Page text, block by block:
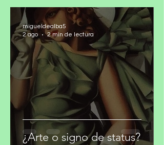
migueldealba5
2 ago
2 min de lectura